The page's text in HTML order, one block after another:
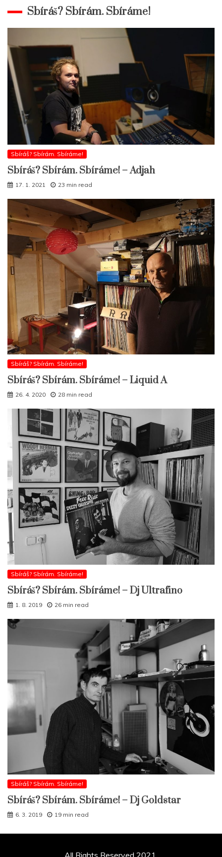
Sbíráš? Sbírám. Sbíráme!
Sbíráš? Sbírám. Sbíráme!
Sbíráš? Sbírám. Sbíráme! – Adjah
17. 1. 2021 23 min read
Sbíráš? Sbírám. Sbíráme!
Sbíráš? Sbírám. Sbíráme! – Liquid A
26. 4. 2020 28 min read
Sbíráš? Sbírám. Sbíráme!
Sbíráš? Sbírám. Sbíráme! – Dj Ultrafino
1. 8. 2019 26 min read
Sbíráš? Sbírám. Sbíráme!
Sbíráš? Sbírám. Sbíráme! – Dj Goldstar
6. 3. 2019 19 min read